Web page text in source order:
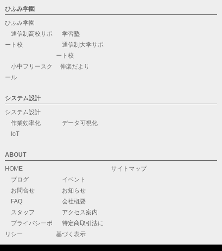
ひふみ学園
ひふみ学園
通信制高校サポ
ート校
学習塾
通信制大学サポ
ート校
小中フリースク
ール
伸楽だより
システム設計
システム設計
作業効率化
データ可視化
IoT
ABOUT
HOME
ブログ
イベント
お問合せ
お知らせ
FAQ
会社概要
スタッフ
アクセス案内
プライバシーポ
リシー
特定商取引法に
基づく表示
サイトマップ